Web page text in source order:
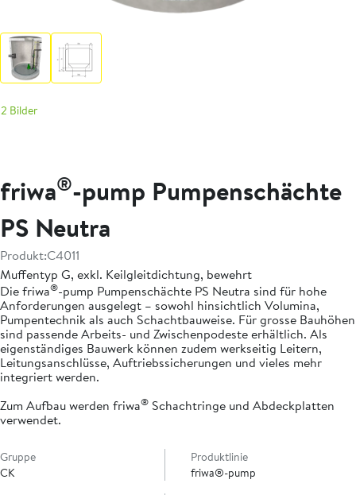
2 Bilder
friwa®-pump Pumpenschächte
PS Neutra
Produkt:C4011
Muffentyp G, exkl. Keilgleitdichtung, bewehrt
Die friwa®-pump Pumpenschächte PS Neutra sind für hohe
Anforderungen ausgelegt – sowohl hinsichtlich Volumina,
Pumpentechnik als auch Schachtbauweise. Für grosse Bauhöhen
sind passende Arbeits- und Zwischenpodeste erhältlich. Als
eigenständiges Bauwerk können zudem werkseitig Leitern,
Leitungsanschlüsse, Auftriebssicherungen und vieles mehr
integriert werden.
Zum Aufbau werden friwa® Schachtringe und Abdeckplatten
verwendet.
Gruppe
CK
Produktlinie
friwa®-pump